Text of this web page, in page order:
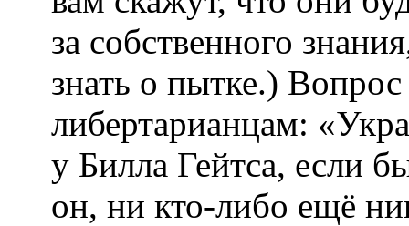
за собственного
знать о пытке.)
либертарианцам:
у Билла Гейтса, если
он, ни кто-либо ещё